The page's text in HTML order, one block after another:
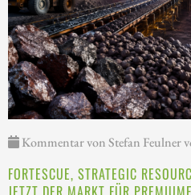
Kommentar von Stefan Feulner
FORTESCUE, STRATEGIC